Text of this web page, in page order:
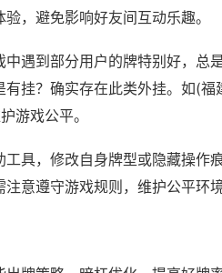
，避免影响好友间互动乐趣。
遇到部分用户的牌特别好，总
挂？确实存在此类外挂。如(福
游戏公平。
具，修改自身牌型或隐藏操作
意遵守游戏规则，维护公平环境